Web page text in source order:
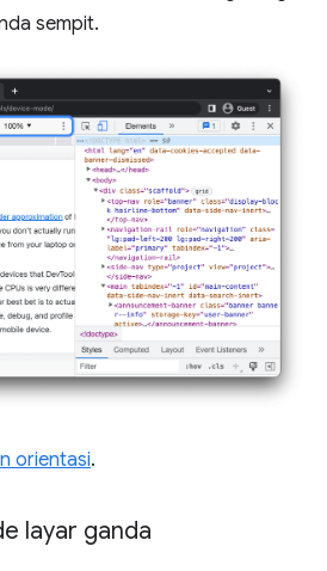
sempit.
orientasi.
layar ganda